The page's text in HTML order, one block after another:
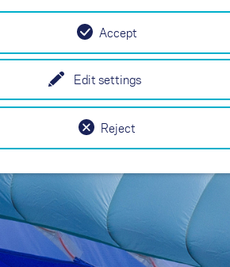
Edit settings
Reject
Accept